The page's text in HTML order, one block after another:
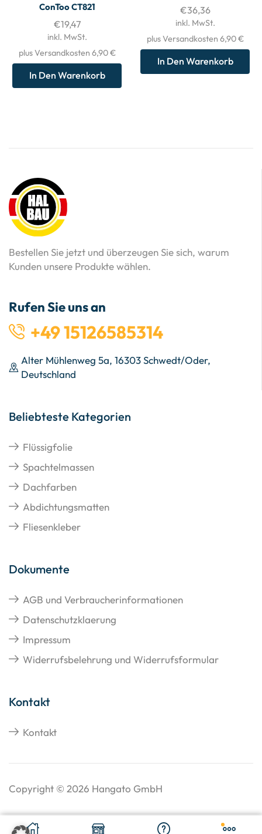
ConToo CT821
€19,47
inkl. MwSt.
plus Versandkosten 6,90 €
In Den Warenkorb
€36,36
inkl. MwSt.
plus Versandkosten 6,90 €
In Den Warenkorb
Bestellen Sie jetzt und überzeugen Sie sich, warum
Kunden unsere Produkte wählen.
Rufen Sie uns an
+49 15126585314
Alter Mühlenweg 5a, 16303 Schwedt/Oder,
Deutschland
Beliebteste Kategorien
Flüssigfolie
Spachtelmassen
Dachfarben
Abdichtungsmatten
Fliesenkleber
Dokumente
AGB und Verbraucherinformationen
Datenschutzklaerung
Impressum
Widerrufsbelehrung und Widerrufsformular
Kontakt
Kontakt
Copyright © 2026 Hangato GmbH